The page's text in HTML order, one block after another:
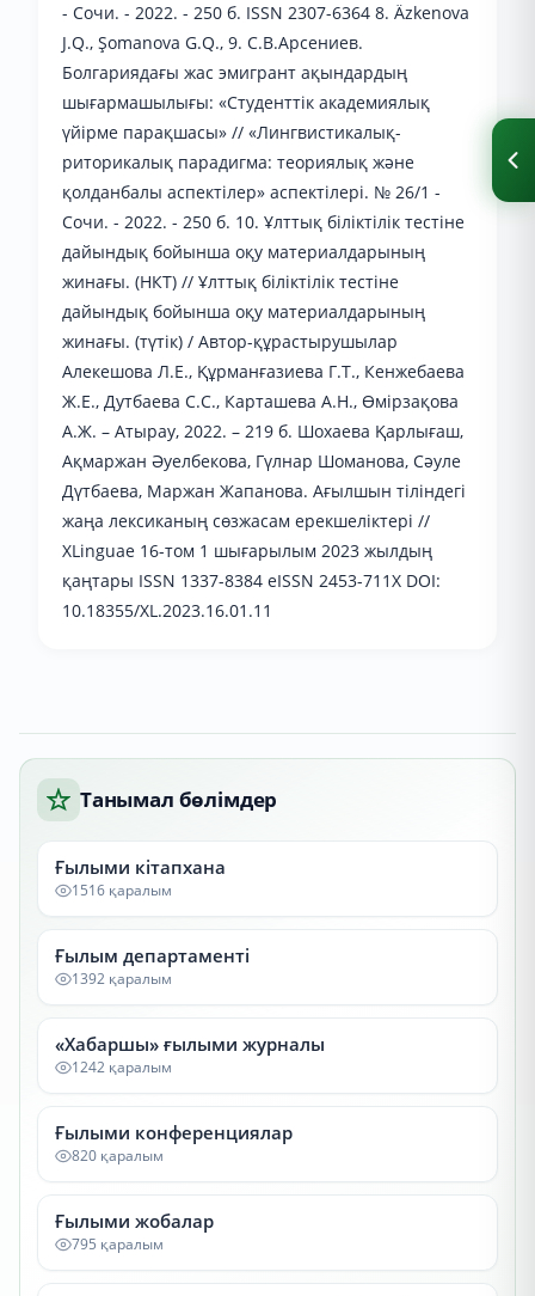
- Сочи. - 2022. - 250 б. ISSN 2307-6364 8. Äzkenova
J.Q., Şomanova G.Q., 9. С.В.Арсениев.
Болгариядағы жас эмигрант ақындардың
шығармашылығы: «Студенттік академиялық
үйірме парақшасы» // «Лингвистикалық-
риторикалық парадигма: теориялық және
қолданбалы аспектілер» аспектілері. № 26/1 -
Сочи. - 2022. - 250 б. 10. Ұлттық біліктілік тестіне
дайындық бойынша оқу материалдарының
жинағы. (НКТ) // Ұлттық біліктілік тестіне
дайындық бойынша оқу материалдарының
жинағы. (түтік) / Автор-құрастырушылар
Алекешова Л.Е., Құрманғазиева Г.Т., Кенжебаева
Ж.Е., Дутбаева С.С., Карташева А.Н., Өмірзақова
А.Ж. – Атырау, 2022. – 219 б. Шохаева Қарлығаш,
Ақмаржан Әуелбекова, Гүлнар Шоманова, Сәуле
Дүтбаева, Маржан Жапанова. Ағылшын тіліндегі
жаңа лексиканың сөзжасам ерекшеліктері //
XLinguae 16-том 1 шығарылым 2023 жылдың
қаңтары ISSN 1337-8384 eISSN 2453-711X DOI:
10.18355/XL.2023.16.01.11
Танымал бөлімдер
Ғылыми кітапхана
1516 қаралым
Ғылым департаменті
1392 қаралым
«Хабаршы» ғылыми журналы
1242 қаралым
Ғылыми конференциялар
820 қаралым
Ғылыми жобалар
795 қаралым